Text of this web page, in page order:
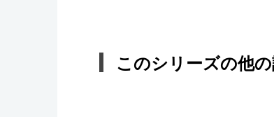
このシリーズの他